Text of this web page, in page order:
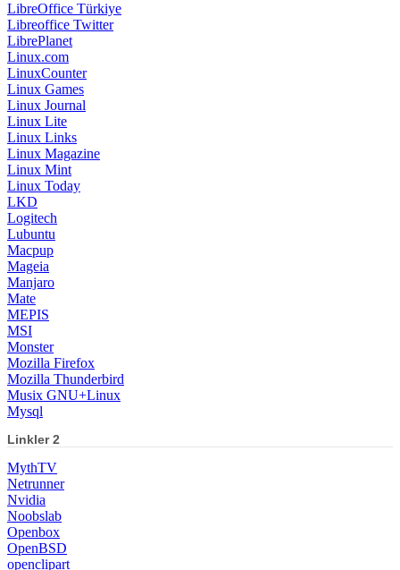
Linux Magazine
Linux Mint
Linux Today
LKD
Logitech
Lubuntu
Macpup
Mageia
Manjaro
Mate
MEPIS
MSI
Monster
Mozilla Firefox
Mozilla Thunderbird
Musix GNU+Linux
Mysql
Linkler 2
MythTV
Netrunner
Nvidia
Noobslab
Openbox
OpenBSD
OpenMandriva
OpenOffice
OpenOffice Türkiye
OpenPrinting
openSUSE
Oracle
Oracle Linux
Özgür Yazılım A.Ş.